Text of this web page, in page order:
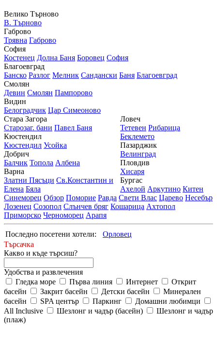
Велико Търново
В. Търново
Габрово
Трявна Габрово
София
Костенец Долна Баня Боровец София
Благоевград
Банско Разлог Мелник Сандански Баня Благоевград
Смолян
Девин Смолян Пампорово
Видин
Белоградчик Цар Симеоново
Стара Загора
Старозаг. бани Павел Баня
Кюстендил
Кюстендил Усойка
Добрич
Балчик Топола Албена
Варна
Златни Пясъци Св.Константин и
Елена Бяла
Ловеч
Тетевен Рибарица
Беклемето
Пазарджик
Велинград
Пловдив
Хисаря
Бургас
Ахелой Аркутино Китен
Синеморец Обзор Поморие Равда Свети Влас Царево Несебър
Лозенец Созопол Слънчев бряг Кошарица Ахтопол
Приморско Черноморец Арапя
Последно посетени хотели:
Орловец
Търсачка
Какво и къде търсиш?
Удобства и развлечения
Гледка море
Първа линия Интернет
Открит
басейн
Закрит басейн Детски басейн
Минерален
басейн
SPA център Паркинг
Домашни любимци
All Inclusive
Шезлонг и чадър (басейн)
Шезлонг и чадър
(плаж)